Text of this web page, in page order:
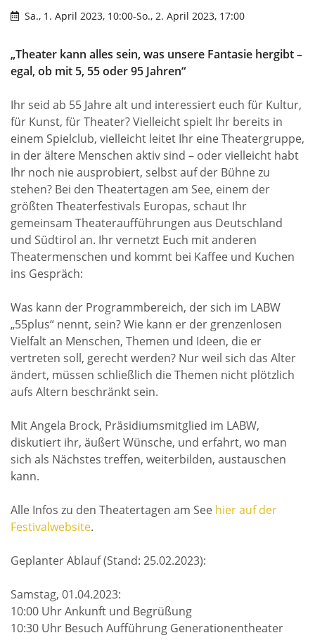
Sa., 1. April 2023, 10:00-So., 2. April 2023, 17:00
„Theater kann alles sein, was unsere Fantasie hergibt –
egal, ob mit 5, 55 oder 95 Jahren“
Ihr seid ab 55 Jahre alt und interessiert euch für Kultur,
für Kunst, für Theater? Vielleicht spielt Ihr bereits in
einem Spielclub, vielleicht leitet Ihr eine Theatergruppe,
in der ältere Menschen aktiv sind – oder vielleicht habt
Ihr noch nie ausprobiert, selbst auf der Bühne zu
stehen? Bei den Theatertagen am See, einem der
größten Theaterfestivals Europas, schaut Ihr
gemeinsam Theateraufführungen aus Deutschland
und Südtirol an. Ihr vernetzt Euch mit anderen
Theatermenschen und kommt bei Kaffee und Kuchen
ins Gespräch:
Was kann der Programmbereich, der sich im LABW
„55plus“ nennt, sein? Wie kann er der grenzenlosen
Vielfalt an Menschen, Themen und Ideen, die er
vertreten soll, gerecht werden? Nur weil sich das Alter
ändert, müssen schließlich die Themen nicht plötzlich
aufs Altern beschränkt sein.
Mit Angela Brock, Präsidiumsmitglied im LABW,
diskutiert ihr, äußert Wünsche, und erfahrt, wo man
sich als Nächstes treffen, weiterbilden, austauschen
kann.
Alle Infos zu den Theatertagen am See hier auf der
Festivalwebsite.
Geplanter Ablauf (Stand: 25.02.2023):
Samstag, 01.04.2023:
10:00 Uhr Ankunft und Begrüßung
10:30 Uhr Besuch Aufführung Generationentheater